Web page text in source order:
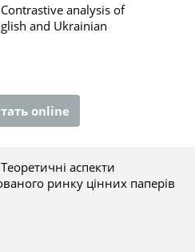
analysis of
and Ukrainian
online
аспекти
ринку цінних паперів